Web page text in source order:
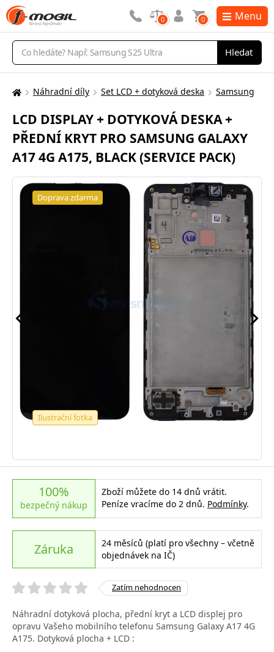
Vyhledávání
Hledat
0 0 Menu
Zde
nacházíte:
Náhradní díly Set LCD + dotyková deska Samsung
LCD DISPLAY + DOTYKOVÁ DESKA +
PŘEDNÍ KRYT PRO SAMSUNG GALAXY
A17 4G A175, BLACK (SERVICE PACK)
Doprava zdarma
Ilustrační fotka
100%
bezpečný nákup
Zboží můžete do 14 dnů vrátit.
Peníze vracíme do 2 dnů. Podmínky.
Záruka
24 měsíců (platí pro všechny – včetně
objednávek na IČ)
Zatím nehodnocen
Náhradní dotyková plocha, přední kryt a LCD displej pro
opravu Vašeho mobilního telefonu Samsung Galaxy A17 4G
A175. Dotyková plocha + LCD :